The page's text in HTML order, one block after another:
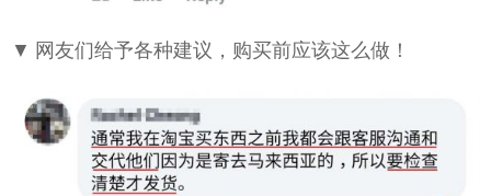
▼ 网友们给予各种建议，购买前应该这么做！